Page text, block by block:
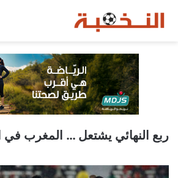
ربع النهائي يشتعل … المغرب في